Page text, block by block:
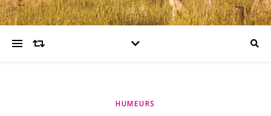
HUMEURS